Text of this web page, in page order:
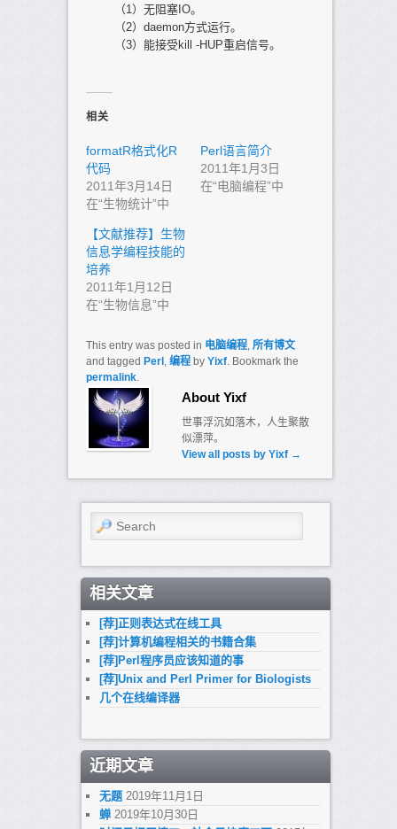
（1）无阻塞IO。
（2）daemon方式运行。
（3）能接受kill -HUP重启信号。
相关
formatR格式化R
代码
2011年3月14日
在“生物统计”中
Perl语言简介
2011年1月3日
在“电脑编程”中
【文献推荐】生物
信息学编程技能的
培养
2011年1月12日
在“生物信息”中
This entry was posted in 电脑编程, 所有博文
and tagged Perl, 编程by Yixf. Bookmark the
permalink.
About Yixf
世事浮沉如落木，人生聚散
似漂萍。
View all posts by Yixf →
Search
相关文章
[荐]正则表达式在线工具
[荐]计算机编程相关的书籍合集
[荐]Perl程序员应该知道的事
[荐]Unix and Perl Primer for Biologists
几个在线编译器
近期文章
无题 2019年11月1日
蝉 2019年10月30日